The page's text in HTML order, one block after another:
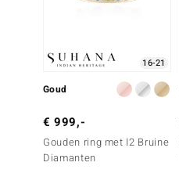
Collection
16-21
Goud
€ 999,-
Gouden ring met I2 Bruine
Diamanten